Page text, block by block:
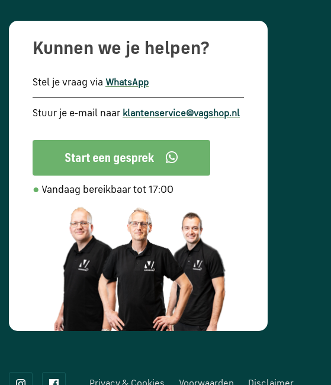
Kunnen we je helpen?
Stel je vraag via WhatsApp
Stuur je e-mail naar klantenservice@vagshop.nl
● Vandaag bereikbaar tot 17:00